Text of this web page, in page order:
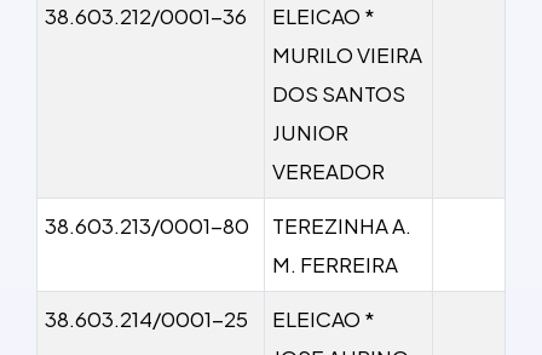
38.603.212/0001-36
ELEICAO *
MURILO VIEIRA
DOS SANTOS
JUNIOR
VEREADOR
38.603.213/0001-80
TEREZINHA A.
M. FERREIRA
38.603.214/0001-25
ELEICAO *